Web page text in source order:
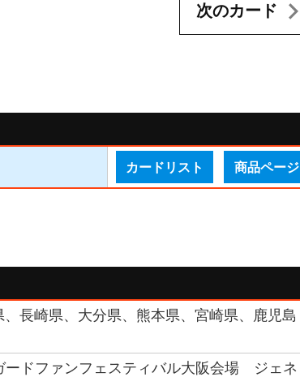
次のカード
カードリスト 商品ページ
長崎県、大分県、熊本県、宮崎県、鹿児島
ードファンフェスティバル大阪会場 ジェネ